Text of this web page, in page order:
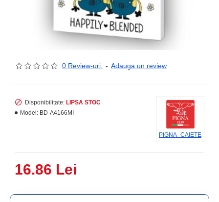
0 Review-uri. - Adauga un review
16.86 Lei
Disponibilitate: LIPSA STOC
Model: BD-A4166MI
PIGNA_CAIETE